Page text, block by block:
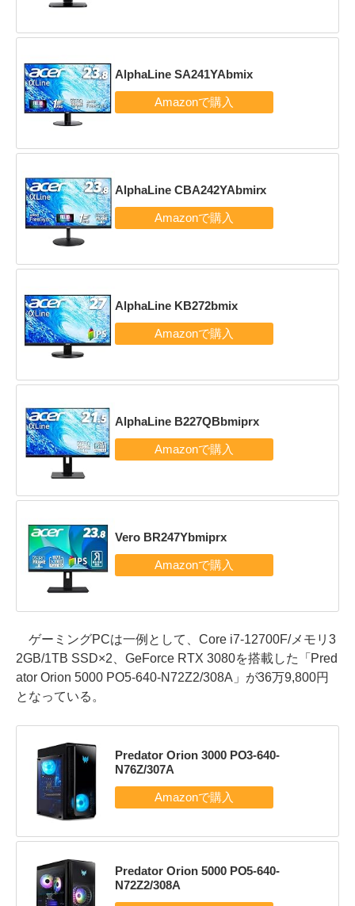
AlphaLine SA241YAbmix
AlphaLine CBA242YAbmirx
AlphaLine KB272bmix
AlphaLine B227QBbmiprx
Vero BR247Ybmiprx
ゲーミングPCは一例として、Core i7-12700F/メモリ3
2GB/1TB SSD×2、GeForce RTX 3080を搭載した「Pred
ator Orion 5000 PO5-640-N72Z2/308A」が36万9,800円
となっている。
Predator Orion 3000 PO3-640-
N76Z/307A
Predator Orion 5000 PO5-640-
N72Z2/308A